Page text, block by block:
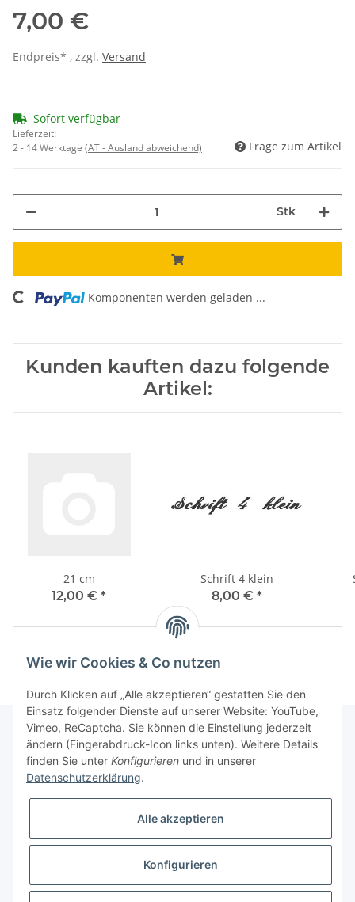
7,00 €
Endpreis* , zzgl. Versand
Sofort verfügbar
Lieferzeit:
2 - 14 Werktage (AT - Ausland abweichend) Frage zum Artikel
Stk
Komponenten werden geladen ...
Kunden kauften dazu folgende
Artikel:
21 cm
12,00 € *
Schrift 4 klein
8,00 € *
Informationen
Galerie
* Keine Ausweisung der Mehrwertsteuer gemäß Klein-Unternehmer-Regelung.,
Wie wir Cookies & Co nutzen
Durch Klicken auf „Alle akzeptieren“ gestatten Sie den
Einsatz folgender Dienste auf unserer Website: YouTube,
Vimeo, ReCaptcha. Sie können die Einstellung jederzeit
ändern (Fingerabdruck-Icon links unten). Weitere Details
finden Sie unter Konfigurieren und in unserer
Datenschutzerklärung.
Alle akzeptieren
Konfigurieren